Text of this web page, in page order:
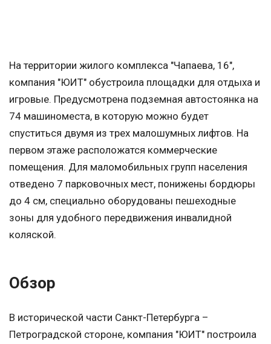
На территории жилого комплекса "Чапаева, 16",
компания "ЮИТ" обустроила площадки для отдыха и
игровые. Предусмотрена подземная автостоянка на
74 машиноместа, в которую можно будет
спуститься двумя из трех малошумных лифтов. На
первом этаже расположатся коммерческие
помещения. Для маломобильных групп населения
отведено 7 парковочных мест, понижены бордюры
до 4 см, специально оборудованы пешеходные
зоны для удобного передвижения инвалидной
коляской.
Обзор
В исторической части Санкт-Петербурга –
Петроградской стороне, компания "ЮИТ" построила